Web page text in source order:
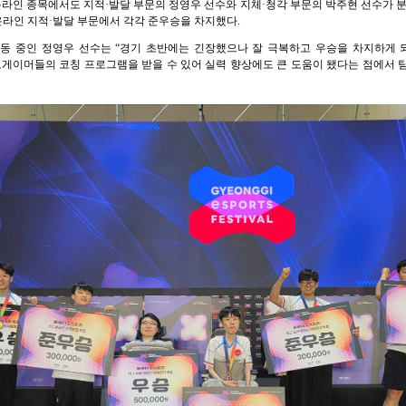
인 종목에서도 지적·발달 부문의 정영우 선수와 지체·청각 부문의 박주현 선수가
인 지적·발달 부문에서 각각 준우승을 차지했다.
중인 정영우 선수는 “경기 초반에는 긴장했으나 잘 극복하고 우승을 차지하게
이머들의 코칭 프로그램을 받을 수 있어 실력 향상에도 큰 도움이 됐다는 점에서